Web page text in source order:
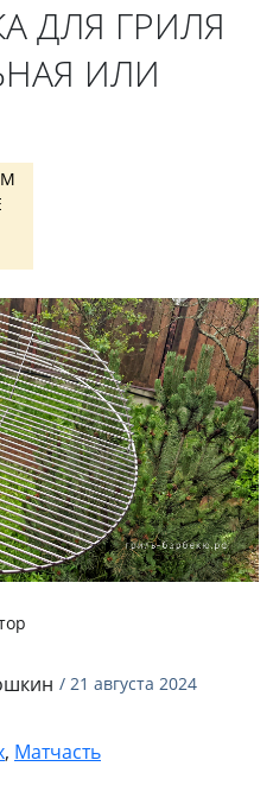
ДЛЯ ГРИЛЯ
ИЛИ
/ 21 августа 2024
, Матчасть